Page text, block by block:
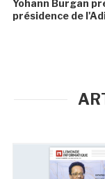
Yohann Burgan
présidence de